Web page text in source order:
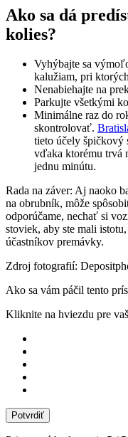
Ako sa dá
kolies?
Vyhýbajte sa
kalužiam, pri
Nenabiehajte na
Parkujte všetkými
Minimálne raz do
skontrolovať.
tieto účely
vďaka ktorému trvá
jednu minútu.
Rada na záver: Aj naoko
na obrubník, môže
odporúčame, nechať si
stoviek, aby ste mali
účastníkov premávky.
Zdroj fotografií:
Ako sa vám páčil tento
Kliknite na hviezdu pre
Potvrdiť